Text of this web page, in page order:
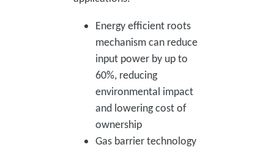
Energy efficient roots
mechanism can reduce
input power by up to
60%, reducing
environmental impact
and lowering cost of
ownership
Gas barrier technology